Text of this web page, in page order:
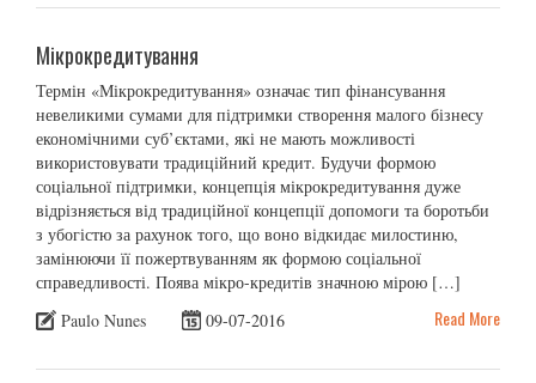
Мікрокредитування
Термін «Мікрокредитування» означає тип фінансування
невеликими сумами для підтримки створення малого бізнесу
економічними суб’єктами, які не мають можливості
використовувати традиційний кредит. Будучи формою
соціальної підтримки, концепція мікрокредитування дуже
відрізняється від традиційної концепції допомоги та боротьби
з убогістю за рахунок того, що воно відкидає милостиню,
замінюючи її пожертвуванням як формою соціальної
справедливості. Поява мікро-кредитів значною мірою […]
Paulo Nunes
09-07-2016 Read More